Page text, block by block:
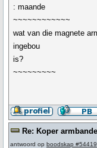
: maande
~~~~~~~~~~~~
wat van die magnete
ingebou
is?
~~~~~~~~~
Re: Koper armbande
antwoord op boodskap #54419